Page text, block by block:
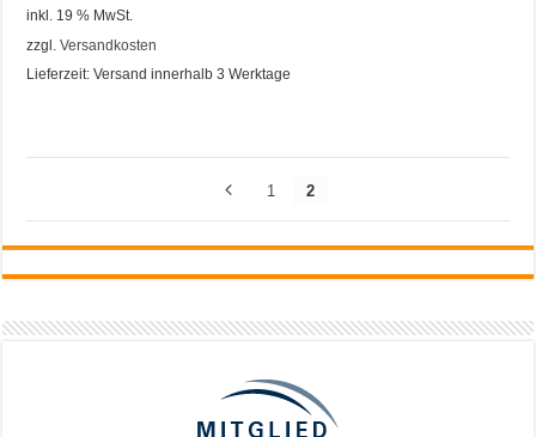
inkl. 19 % MwSt.
zzgl.Versandkosten
Lieferzeit:Versand innerhalb 3 Werktage
1 2